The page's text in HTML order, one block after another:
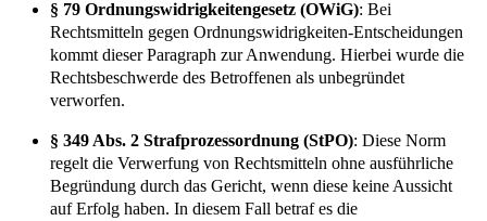
§ 79 Ordnungswidrigkeitengesetz (OWiG): Bei
Rechtsmitteln gegen Ordnungswidrigkeiten-Entscheidungen
kommt dieser Paragraph zur Anwendung. Hierbei wurde die
Rechtsbeschwerde des Betroffenen als unbegründet
verworfen.
§ 349 Abs. 2 Strafprozessordnung (StPO): Diese Norm
regelt die Verwerfung von Rechtsmitteln ohne ausführliche
Begründung durch das Gericht, wenn diese keine Aussicht
auf Erfolg haben. In diesem Fall betraf es die